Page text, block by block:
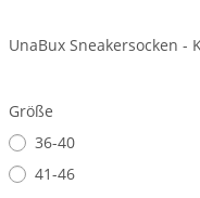
UnaBux Sneakersocken -
Größe
36-40
41-46